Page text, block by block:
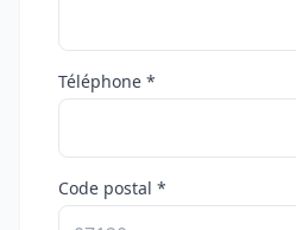
Téléphone *
Code postal *